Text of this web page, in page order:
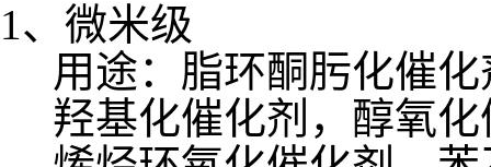
1、微米级
用途：脂环酮肟化催
羟基化催化剂，醇氧